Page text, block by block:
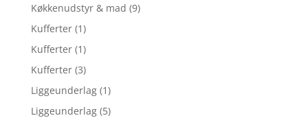
Køkkenudstyr & mad (9)
Kufferter (1)
Kufferter (1)
Kufferter (3)
Liggeunderlag (1)
Liggeunderlag (5)